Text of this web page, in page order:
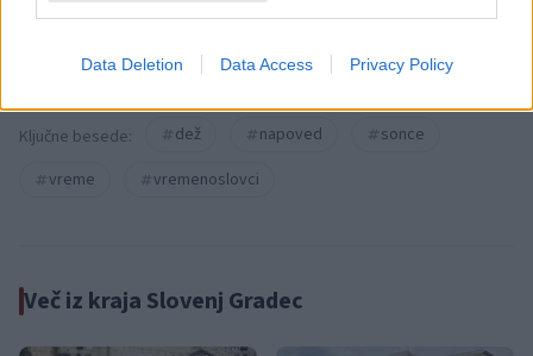
Data Deletion Data Access Privacy Policy
Ključne besede: dež napoved
sonce
vreme
vremenoslovci
Več iz kraja Slovenj Gradec